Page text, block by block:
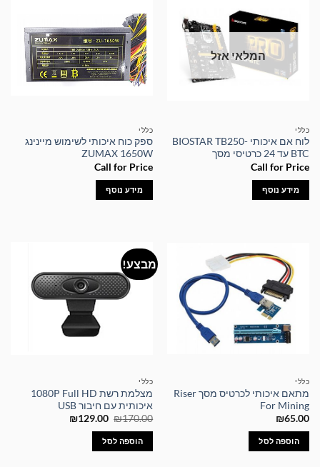
המלאי אזל
כללי
לוח אם איכותי BIOSTAR TB250-
BTC עד 24 כרטיסי מסך
Call for Price
מידע נוסף
כללי
ספק כוח איכותי לשימוש מיינינג
ZUMAX 1650W
Call for Price
מידע נוסף
כללי
מתאם איכותי לכרטיס מסך Riser
For Mining
₪65.00
הוספה לסל
מבצע!
כללי
מצלמת רשת 1080P Full HD
איכותית עם חיבור USB
₪170.00
המחיר
היה:
₪170.00.
₪129.00
המחיר
הוספה לסל